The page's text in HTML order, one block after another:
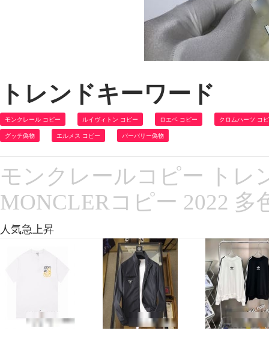
トレンドキーワード
モンクレール コピー ルイヴィトン コピー ロエベ コピー クロムハーツ コ
グッチ偽物 エルメス コピー バーバリー偽物
モンクレールコピー トレ
MONCLERコピー 2022 多
人気急上昇